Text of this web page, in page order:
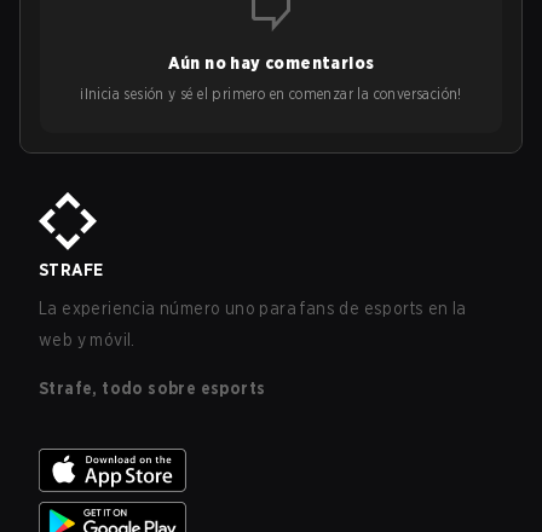
Aún no hay comentarios
¡Inicia sesión y sé el primero en comenzar la conversación!
STRAFE
La experiencia número uno para fans de esports en la
web y móvil.
Strafe, todo sobre esports